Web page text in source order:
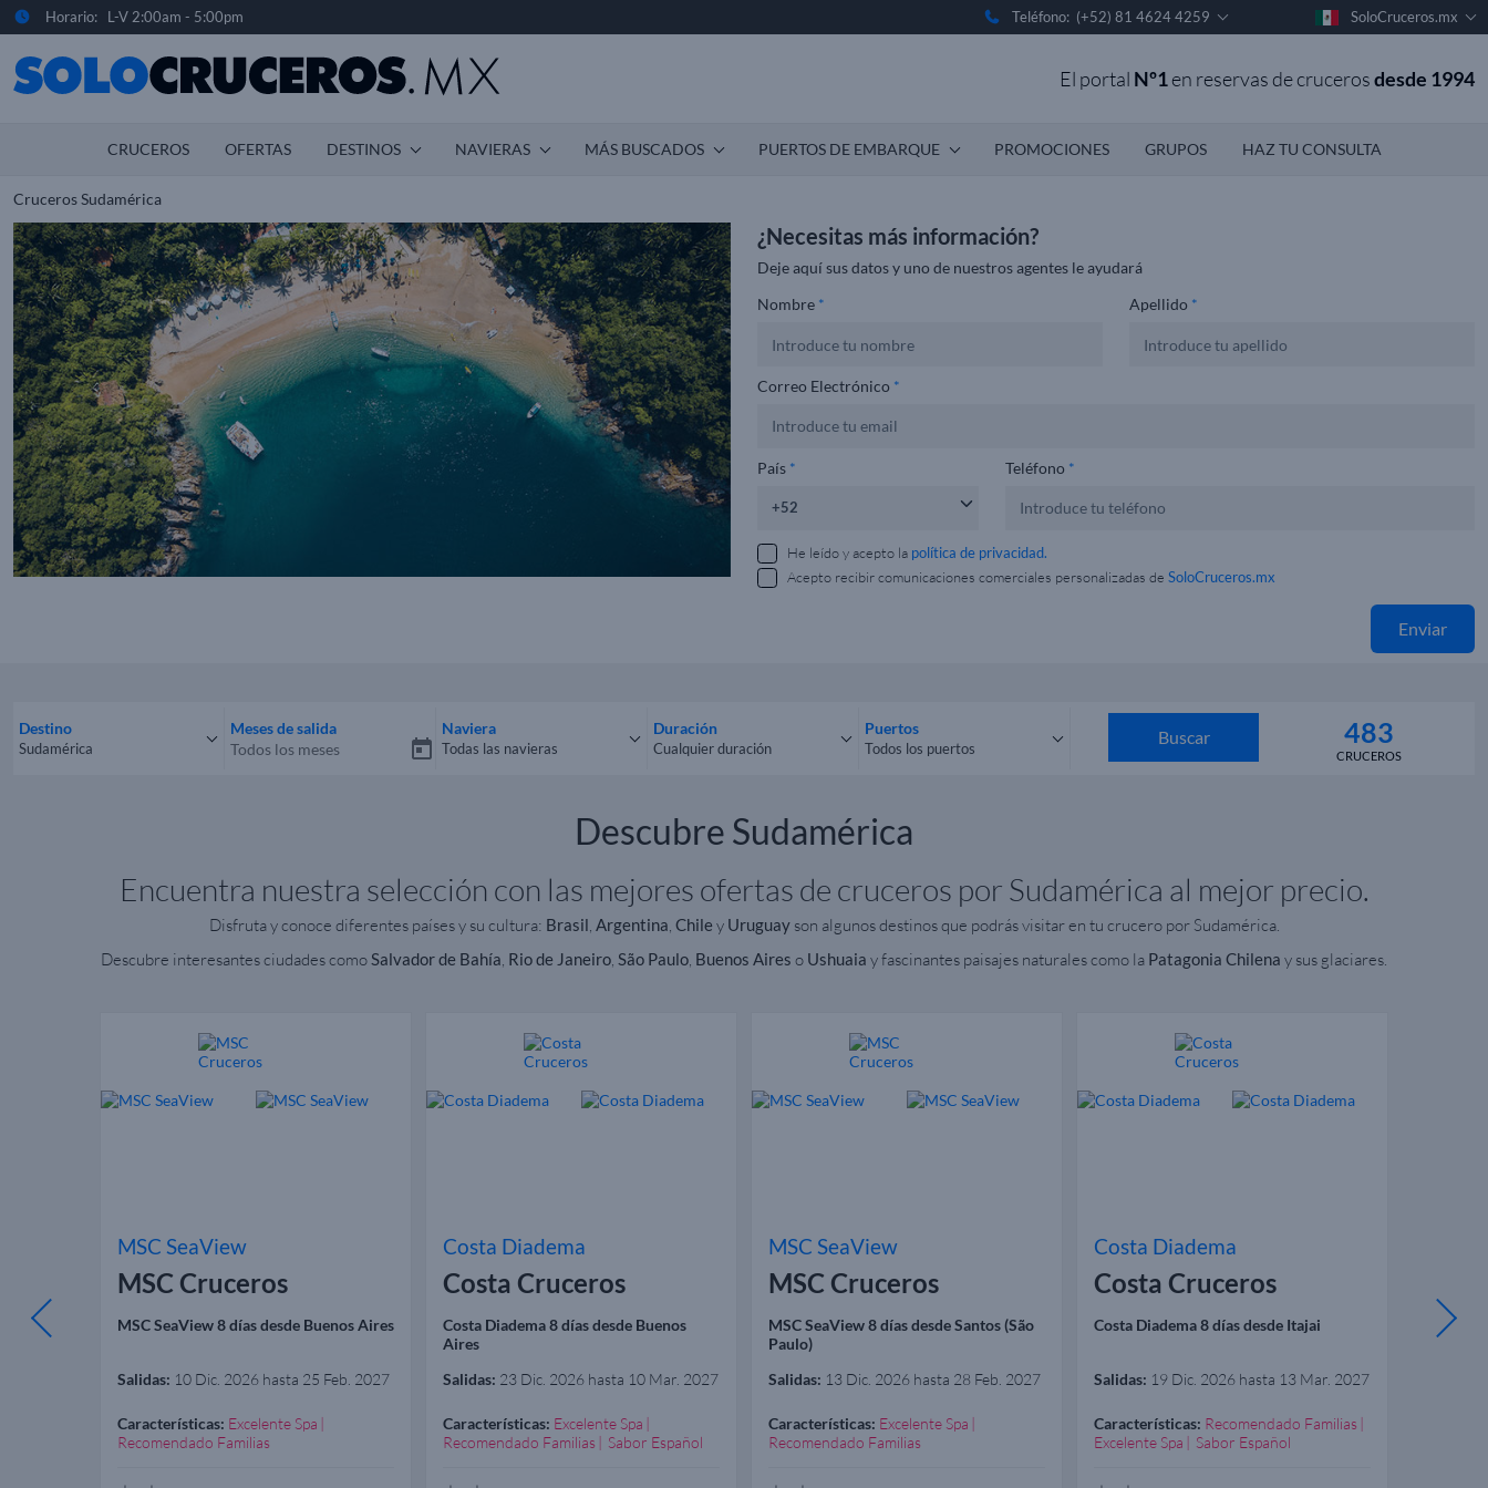
Horario: L-V 2:00am - 5:00pm Teléfono: (+52) 81 4624 4259 SoloCruceros.mx
El portal Nº1en reservas de crucerosdesde 1994
CRUCEROS OFERTAS DESTINOS NAVIERAS MÁS BUSCADOS PUERTOS DE EMBARQUE PROMOCIONES GRUPOS HAZ TU CONSULTA
Cruceros Sudamérica
¿Necesitas más información?
Deje aquí sus datos y uno de nuestros agentes le ayudará
Nombre * Apellido *
Correo Electrónico *
País * Teléfono *
He leído y acepto la política de privacidad.
Acepto recibir comunicaciones comerciales personalizadas de SoloCruceros.mx
Enviar
Destino
Sudamérica
Meses de salida Naviera
Todas las navieras
Duración
Cualquier duración
Puertos
Todos los puertos
Buscar 483
CRUCEROS
Descubre Sudamérica
Encuentra nuestra selección con las mejores ofertas de cruceros por Sudamérica al mejor precio.
Disfruta y conoce diferentes países y su cultura: Brasil, Argentina, Chile y Uruguayson algunos destinos que podrás visitar en tu crucero por Sudamérica.
Descubre interesantes ciudades comoSalvador de Bahía, Riode Janeiro, São Paulo, Buenos Aires o Ushuaia y fascinantes paisajes naturales como la Patagonia Chilena y sus glaciares.
(São
MSC SeaView
MSC Cruceros
MSC SeaView 8 días desde Buenos Aires
Salidas: 10 Dic. 2026 hasta 25 Feb. 2027
Características: Excelente Spa
Recomendado Familias
Costa Diadema
Costa Cruceros
Costa Diadema 8 días desde Buenos
Aires
Salidas: 23 Dic. 2026 hasta 10 Mar. 2027
Características: Excelente Spa
Recomendado Familias
Sabor Español
MSC SeaView
MSC Cruceros
MSC SeaView 8 días desde Santos (São
Paulo)
Salidas: 13 Dic. 2026 hasta 28 Feb. 2027
Características: Excelente Spa
Recomendado Familias
Costa Diadema
Costa Cruceros
Costa Diadema 8 días desde Itajai
Salidas: 19 Dic. 2026 hasta 13 Mar. 2027
Características: Recomendado Familias
Excelente Spa
Sabor Español
Costa
Paulo)